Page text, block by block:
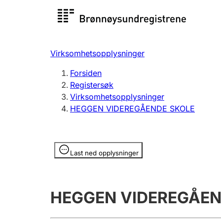
Registersøk
Registrere, endre, slette
Virksomhetsopplysninger
Forsiden
Registersøk
Virksomhetsopplysninger
HEGGEN VIDEREGÅENDE SKOLE
Last ned opplysninger
Opplysninger er skjult
HEGGEN